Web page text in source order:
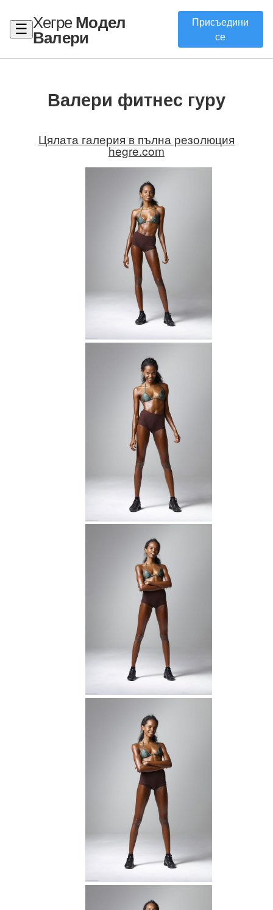
☰ ХегреМодел
Валери
Присъедини
се
Валери фитнес гуру
Цялата галерия в пълна резолюция
hegre.com